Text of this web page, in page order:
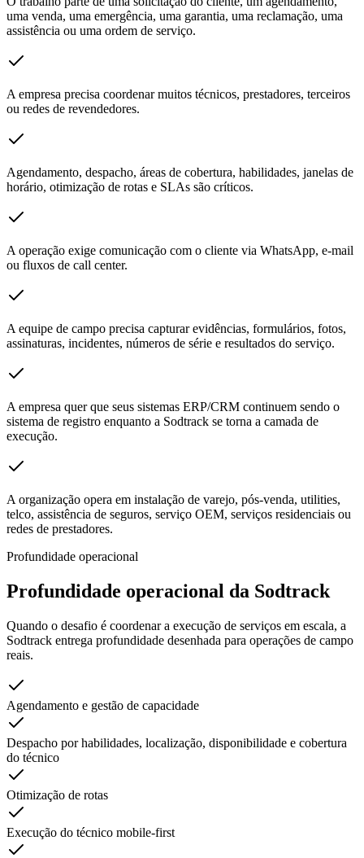
uma venda, uma emergência, uma garantia, uma reclamação, uma
assistência ou uma ordem de serviço.
A empresa precisa coordenar muitos técnicos, prestadores, terceiros
ou redes de revendedores.
Agendamento, despacho, áreas de cobertura, habilidades, janelas de
horário, otimização de rotas e SLAs são críticos.
A operação exige comunicação com o cliente via WhatsApp, e-mail
ou fluxos de call center.
A equipe de campo precisa capturar evidências, formulários, fotos,
assinaturas, incidentes, números de série e resultados do serviço.
A empresa quer que seus sistemas ERP/CRM continuem sendo o
sistema de registro enquanto a Sodtrack se torna a camada de
execução.
A organização opera em instalação de varejo, pós-venda, utilities,
telco, assistência de seguros, serviço OEM, serviços residenciais ou
redes de prestadores.
Profundidade operacional
Profundidade operacional da Sodtrack
Quando o desafio é coordenar a execução de serviços em escala, a
Sodtrack entrega profundidade desenhada para operações de campo
reais.
Agendamento e gestão de capacidade
Despacho por habilidades, localização, disponibilidade e cobertura
do técnico
Otimização de rotas
Execução do técnico mobile-first